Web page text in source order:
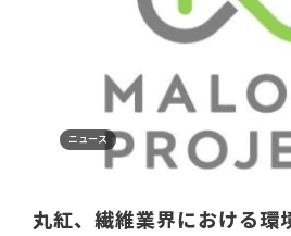
ニュース
丸紅、繊維業界における環